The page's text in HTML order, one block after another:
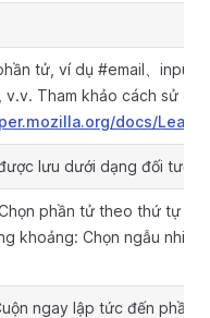
tử, ví dụ #email、
v.v. Tham khảo cách sử
docs/Learn/
lưu dưới dạng đối tượng
phần tử theo thứ tự cố
khoảng: Chọn ngẫu
ngay lập tức đến phần